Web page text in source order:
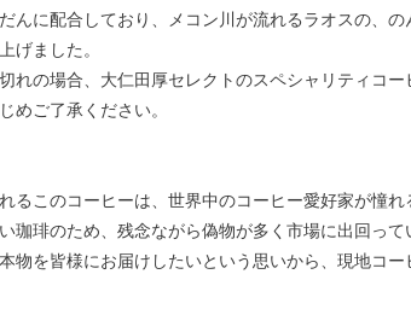
んに配合しており、メコン川が流れるラオスの、の
げました。
れの場合、大仁田厚セレクトのスペシャリティコー
めご了承ください。
るこのコーヒーは、世界中のコーヒー愛好家が憧れ
珈琲のため、残念ながら偽物が多く市場に出回って
物を皆様にお届けしたいという思いから、現地コー